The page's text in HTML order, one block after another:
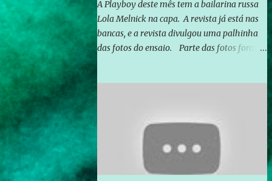
A Playboy deste mês tem a bailarina russa
Lola Melnick na capa. A revista já está nas
bancas, e a revista divulgou uma palhinha
das fotos do ensaio. Parte das fotos foram
divulga capa e primeiras fotos de Lola
Melnick - @aredacao